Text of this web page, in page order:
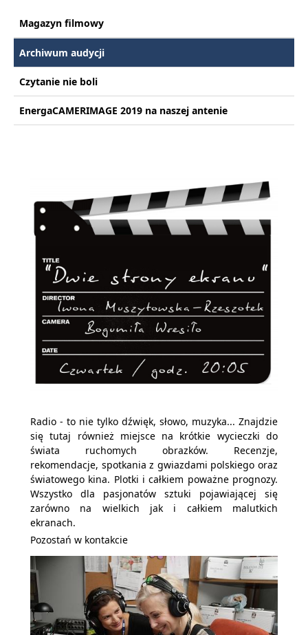
Magazyn filmowy
Archiwum audycji
Czytanie nie boli
EnergaCAMERIMAGE 2019 na naszej antenie
Radio - to nie tylko dźwięk, słowo, muzyka... Znajdzie
się tutaj również miejsce na krótkie wycieczki do
świata ruchomych obrazków. Recenzje,
rekomendacje, spotkania z gwiazdami polskiego oraz
światowego kina. Plotki i całkiem poważne prognozy.
Wszystko dla pasjonatów sztuki pojawiającej się
zarówno na wielkich jak i całkiem malutkich
ekranach.
Pozostań w kontakcie